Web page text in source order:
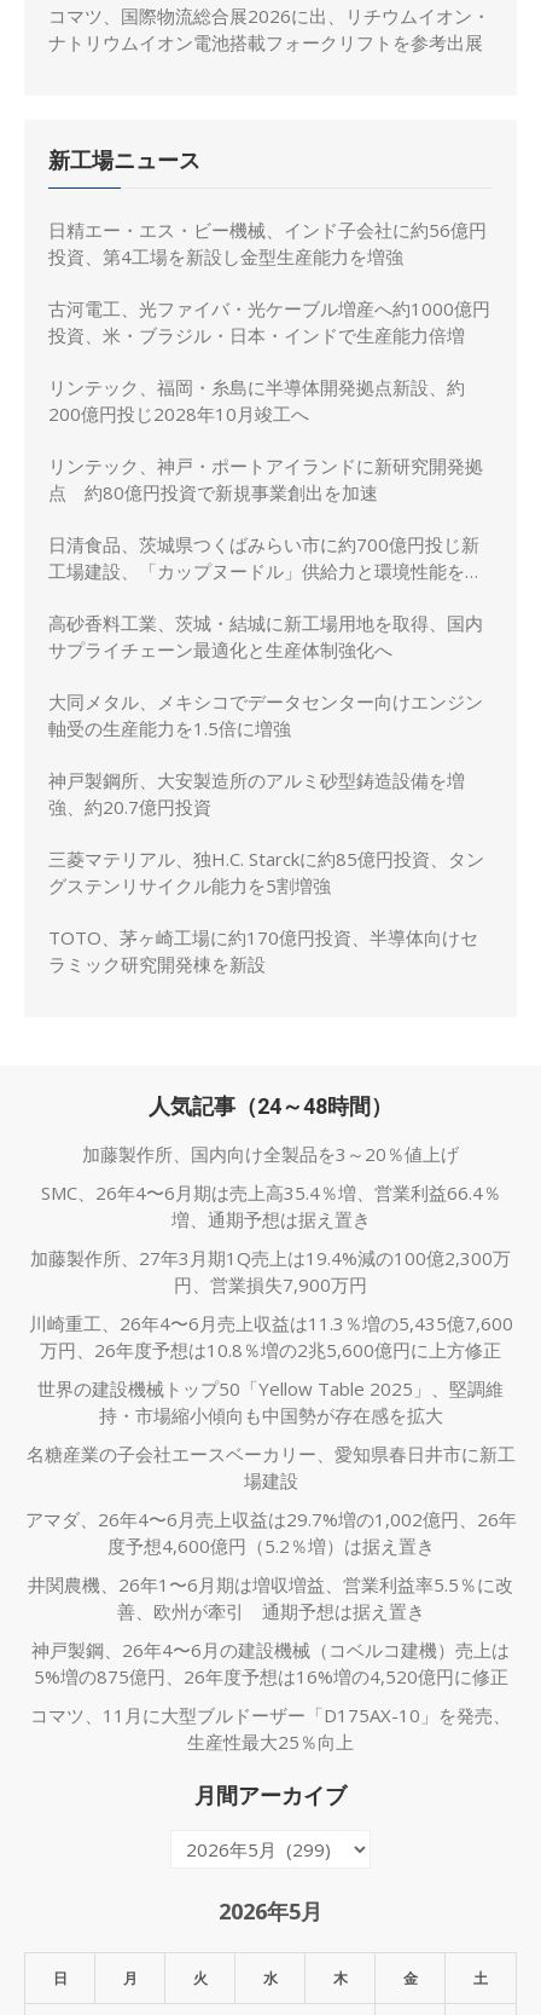
コマツ、国際物流総合展2026に出、リチウムイオン・
ナトリウムイオン電池搭載フォークリフトを参考出展
新工場ニュース
日精エー・エス・ビー機械、インド子会社に約56億円
投資、第4工場を新設し金型生産能力を増強
古河電工、光ファイバ・光ケーブル増産へ約1000億円
投資、米・ブラジル・日本・インドで生産能力倍増
リンテック、福岡・糸島に半導体開発拠点新設、約
200億円投じ2028年10月竣工へ
リンテック、神戸・ポートアイランドに新研究開発拠
点 約80億円投資で新規事業創出を加速
日清食品、茨城県つくばみらい市に約700億円投じ新
工場建設、「カップヌードル」供給力と環境性能を強
高砂香料工業、茨城・結城に新工場用地を取得、国内
サプライチェーン最適化と生産体制強化へ
大同メタル、メキシコでデータセンター向けエンジン
軸受の生産能力を1.5倍に増強
神戸製鋼所、大安製造所のアルミ砂型鋳造設備を増
強、約20.7億円投資
三菱マテリアル、独H.C. Starckに約85億円投資、タン
グステンリサイクル能力を5割増強
TOTO、茅ヶ崎工場に約170億円投資、半導体向けセ
ラミック研究開発棟を新設
人気記事（24～48時間）
加藤製作所、国内向け全製品を3～20％値上げ
SMC、26年4〜6月期は売上高35.4％増、営業利益66.4％
増、通期予想は据え置き
加藤製作所、27年3月期1Q売上は19.4%減の100億2,300万
円、営業損失7,900万円
川崎重工、26年4〜6月売上収益は11.3％増の5,435億7,600
万円、26年度予想は10.8％増の2兆5,600億円に上方修正
世界の建設機械トップ50「Yellow Table 2025」、堅調維
持・市場縮小傾向も中国勢が存在感を拡大
名糖産業の子会社エースベーカリー、愛知県春日井市に新工
場建設
アマダ、26年4〜6月売上収益は29.7%増の1,002億円、26年
度予想4,600億円（5.2％増）は据え置き
井関農機、26年1〜6月期は増収増益、営業利益率5.5％に改
善、欧州が牽引 通期予想は据え置き
神戸製鋼、26年4〜6月の建設機械（コベルコ建機）売上は
5%増の875億円、26年度予想は16%増の4,520億円に修正
コマツ、11月に大型ブルドーザー「D175AX-10」を発売、
生産性最大25％向上
月間アーカイブ
イ
2026年5月
日 月 火 水 木 金 土